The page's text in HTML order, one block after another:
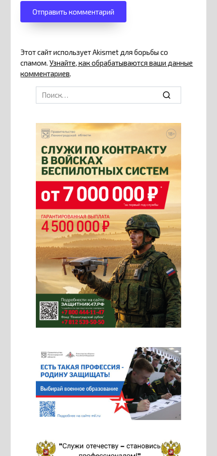
Этот сайт использует Akismet для борьбы со
спамом.Узнайте, как обрабатываются ваши данные
комментариев.
Search
for: